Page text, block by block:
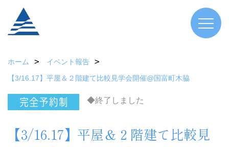
ホーム
イベント報告
【3/16.17】平屋＆２階建て比較見学会開催@国富町木脇
◆終了しました
【3/16.17】平屋＆２階建て比較見